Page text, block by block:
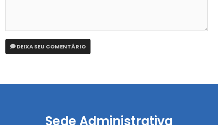
DEIXA SEU COMENTÁRIO
Sede Administrativa